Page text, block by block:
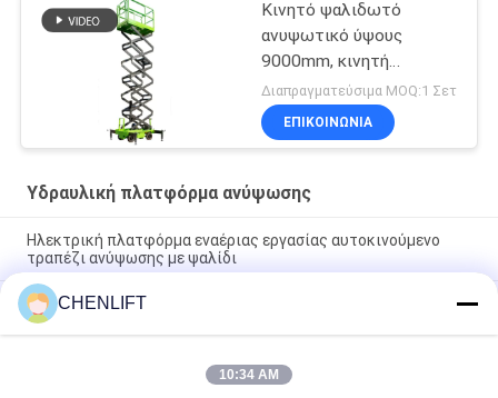
Κινητό ψαλιδωτό
ανυψωτικό ύψους
9000mm, κινητή
υδραυλική πλατφόρμα
ανύψωσης για καθαρισμό
Διαπραγματεύσιμα MOQ:1 Σετ
ΕΠΙΚΟΙΝΩΝΙΑ
Υδραυλική πλατφόρμα ανύψωσης
Ηλεκτρική πλατφόρμα εναέριας εργασίας αυτοκινούμενο
τραπέζι ανύψωσης με ψαλίδι
10m Υδραυλική πλατφόρμα ανύψωσης Ηλεκτρική
αυτοκινούμενη ανύψωση με ψαλίδι με πλατφόρμα επέκτασης
450Kg φόρτωση
Υδραυλική πλατφόρμα ανύψωσης 10 μέτρων, αλουμινίου,
CHENLIFT
10:34 AM